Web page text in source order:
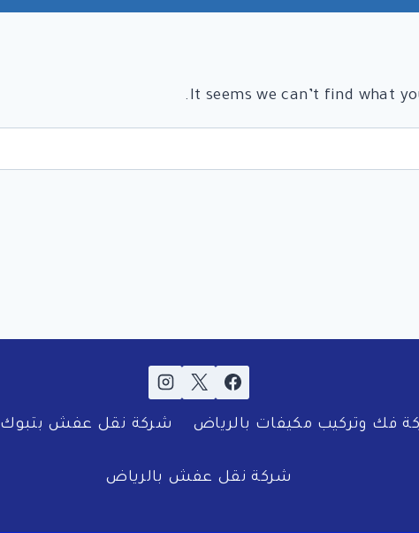
It seems we can’t find what
فك وتركيب مكيفات بالرياض شركة نقل عفش بتبوك
شركة نقل عفش بالرياض